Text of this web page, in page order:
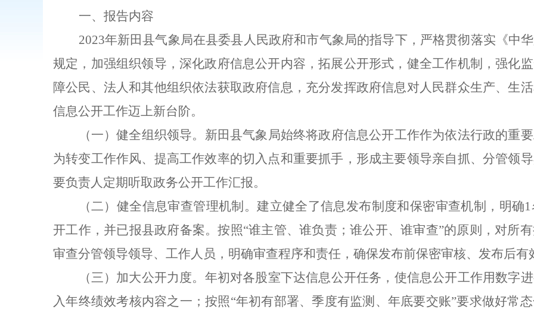
一、报告内容
2023年新田县气象局在县委县人民政府和市气象局的指导下，严格贯彻落实《中
规定，加强组织领导，深化政府信息公开内容，拓展公开形式，健全工作机制，强化
障公民、法人和其他组织依法获取政府信息，充分发挥政府信息对人民群众生产、生
信息公开工作迈上新台阶。
（一）健全组织领导。新田县气象局始终将政府信息公开工作作为依法行政的重
为转变工作作风、提高工作效率的切入点和重要抓手，形成主要领导亲自抓、分管领
要负责人定期听取政务公开工作汇报。
（二）健全信息审查管理机制。建立健全了信息发布制度和保密审查机制，明确1
开工作，并已报县政府备案。按照“谁主管、谁负责；谁公开、谁审查”的原则，对所
审查分管领导领导、工作人员，明确审查程序和责任，确保发布前保密审核、发布后
（三）加大公开力度。年初对各股室下达信息公开任务，使信息公开工作用数字
入年终绩效考核内容之一；按照“年初有部署、季度有监测、年底要交账”要求做好常